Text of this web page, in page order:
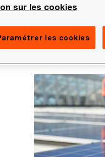
sur les cookies
les cookies